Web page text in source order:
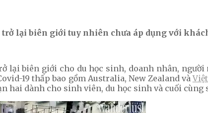
lại biên giới tuy nhiên chưa áp dụng với
lại biên giới cho du học sinh, doanh nhân,
19 thấp bao gồm Australia, New Zealand và
hai dành cho sinh viên, du học sinh và cuối cùng